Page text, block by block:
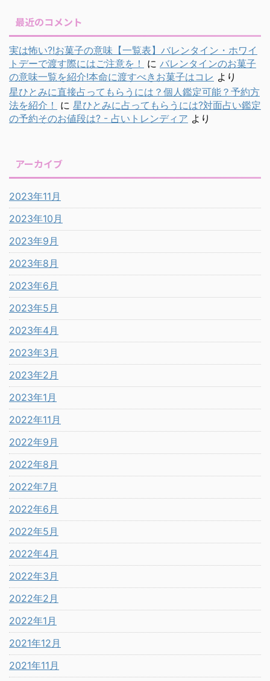
最近のコメント
実は怖い?!お菓子の意味【一覧表】バレンタイン・ホワイ
トデーで渡す際にはご注意を！
に バレンタインのお菓子
の意味一覧を紹介!本命に渡すべきお菓子はコレ より
星ひとみに直接占ってもらうには？個人鑑定可能？予約方
法を紹介！
に 星ひとみに占ってもらうには?対面占い鑑定
の予約そのお値段は? - 占いトレンディア より
アーカイブ
2023年11月
2023年10月
2023年9月
2023年8月
2023年6月
2023年5月
2023年4月
2023年3月
2023年2月
2023年1月
2022年11月
2022年9月
2022年8月
2022年7月
2022年6月
2022年5月
2022年4月
2022年3月
2022年2月
2022年1月
2021年12月
2021年11月